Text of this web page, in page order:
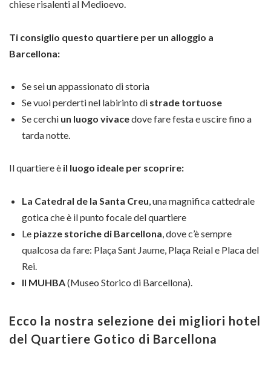
chiese risalenti al Medioevo.
Ti consiglio questo quartiere per un alloggio a
Barcellona:
Se sei un appassionato di storia
Se vuoi perderti nel labirinto di strade tortuose
Se cerchi un luogo vivacedove fare festa e uscire fino a
tarda notte.
Il quartiere è il luogo ideale per scoprire:
La Catedral de la Santa Creu, una magnifica cattedrale
gotica che è il punto focale del quartiere
Le piazze storiche di Barcellona, dove c’è sempre
qualcosa da fare: Plaça Sant Jaume, Plaça Reial e Placa del
Rei.
Il MUHBA(Museo Storico di Barcellona).
Ecco la nostra selezione dei migliori hotel
del Quartiere Gotico di Barcellona